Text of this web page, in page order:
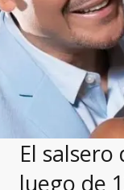
El
luego de